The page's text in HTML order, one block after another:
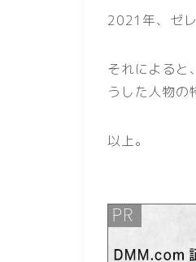
2021年、ゼ
それによると
うした人物の
以上。